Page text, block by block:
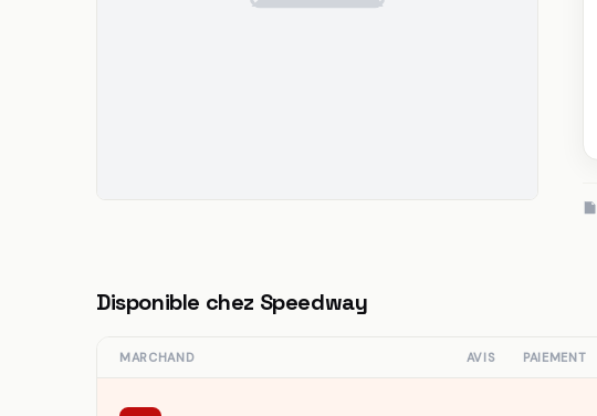
Disponible chez Speedway
MARCHAND AVIS PAIEMENT